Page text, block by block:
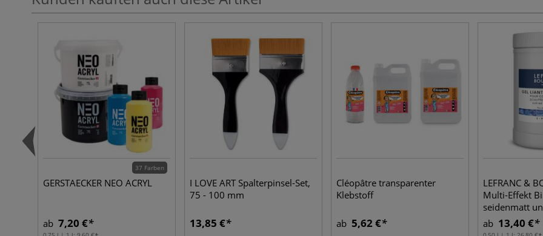
37 Farben
GERSTAECKER NEO ACRYL
ab 7,20 €
I LOVE ART Spalterpinsel-Set,
75 - 100 mm
13,85 €
Cléopâtre transparenter
Klebstoff
ab 5,62 €
LEFRANC &
Multi-Effekt
seidenmatt
ab 13,40 €